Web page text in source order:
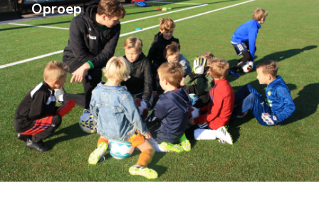
Oproep